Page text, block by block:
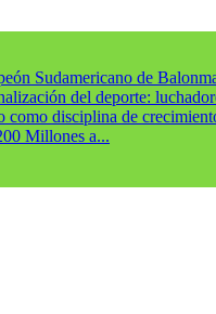
Sudamericano de
del deporte:
como disciplina de
Millones a...